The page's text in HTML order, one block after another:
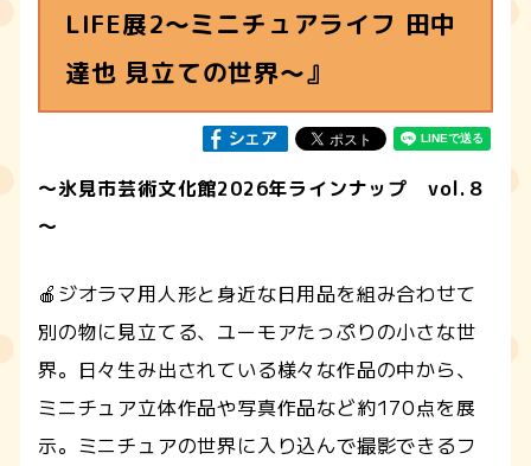
LIFE展2～ミニチュアライフ 田中
達也 見立ての世界～』
～氷見市芸術文化館2026年ラインナップ vol.８
～
🍎ジオラマ用人形と身近な日用品を組み合わせて
別の物に見立てる、ユーモアたっぷりの小さな世
界。日々生み出されている様々な作品の中から、
ミニチュア立体作品や写真作品など約170点を展
示。ミニチュアの世界に入り込んで撮影できるフ